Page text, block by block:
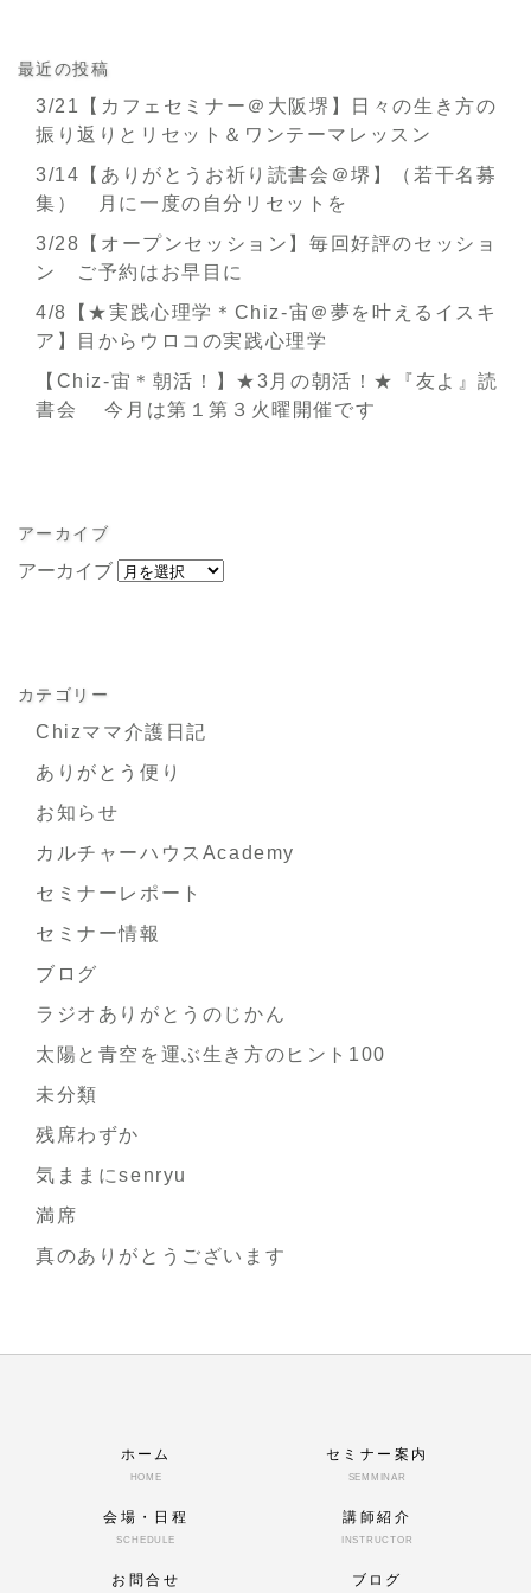
最近の投稿
3/21【カフェセミナー＠大阪堺】日々の生き方の
振り返りとリセット＆ワンテーマレッスン
3/14【ありがとうお祈り読書会＠堺】（若干名募
集） 月に一度の自分リセットを
3/28【オープンセッション】毎回好評のセッショ
ン ご予約はお早目に
4/8【★実践心理学＊Chiz-宙＠夢を叶えるイスキ
ア】目からウロコの実践心理学
【Chiz-宙＊朝活！】★3月の朝活！★『友よ』読
書会 今月は第１第３火曜開催です
アーカイブ
アーカイブ
カテゴリー
Chizママ介護日記
ありがとう便り
お知らせ
カルチャーハウスAcademy
セミナーレポート
セミナー情報
ブログ
ラジオありがとうのじかん
太陽と青空を運ぶ生き方のヒント100
未分類
残席わずか
気ままにsenryu
満席
真のありがとうございます
ホーム
HOME
セミナー案内
SEMMINAR
会場・日程
SCHEDULE
講師紹介
INSTRUCTOR
お問合せ ブログ